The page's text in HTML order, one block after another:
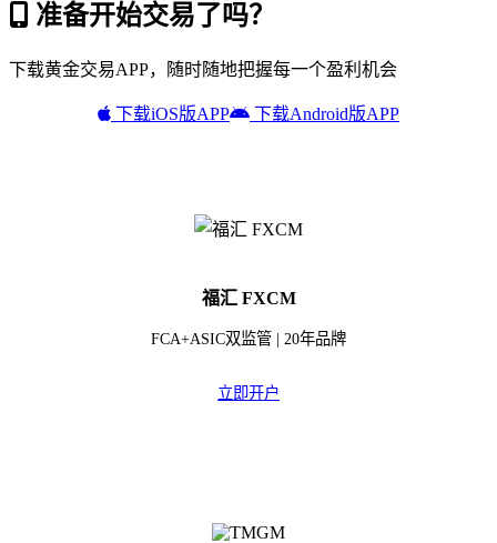
准备开始交易了吗？
下载黄金交易APP，随时随地把握每一个盈利机会
下载iOS版APP 下载Android版APP
福汇 FXCM
FCA+ASIC双监管 | 20年品牌
立即开户